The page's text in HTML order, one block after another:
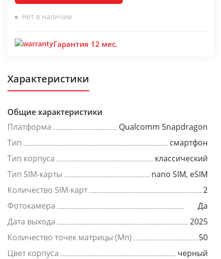
Нет в наличии
Гарантия 12 мес.
Характеристики
Общие характеристики
Платформа
Qualcomm Snapdragon
Тип
смартфон
Тип корпуса
классический
Тип SIM-карты
nano SIM, eSIM
Количество SIM-карт
2
Фотокамера
Да
Дата выхода
2025
Количество точек матрицы (Мп)
50
Цвет корпуса
черный